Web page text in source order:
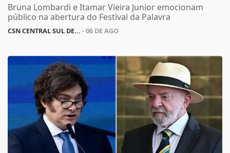
Bruna Lombardi e Itamar Vieira Junior emocionam
público na abertura do Festival da Palavra
CSN CENTRAL SUL DE... - 06 DE AGO